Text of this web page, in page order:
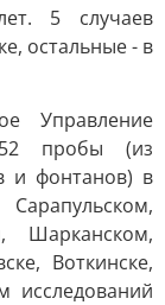
5 случаев
остальные - в
Управление
пробы (из
и фонтанов) в
Шарканском,
Воткинске,
исследований